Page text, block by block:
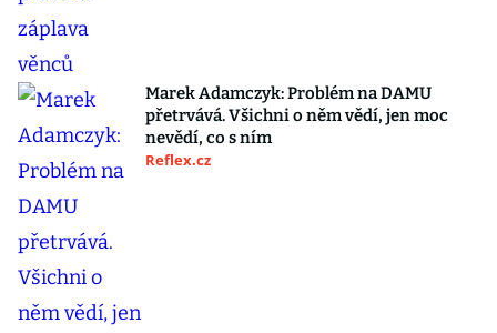
Marek Adamczyk: Problém na DAMU
přetrvává. Všichni o něm vědí, jen moc
nevědí, co s ním
Reflex.cz